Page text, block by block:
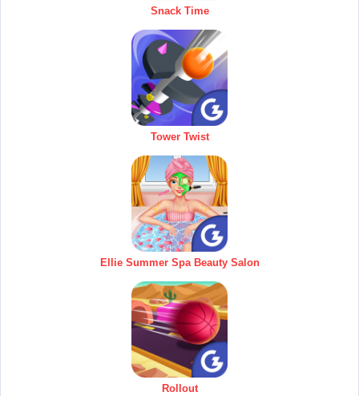
Snack Time
Tower Twist
Ellie Summer Spa Beauty Salon
Rollout